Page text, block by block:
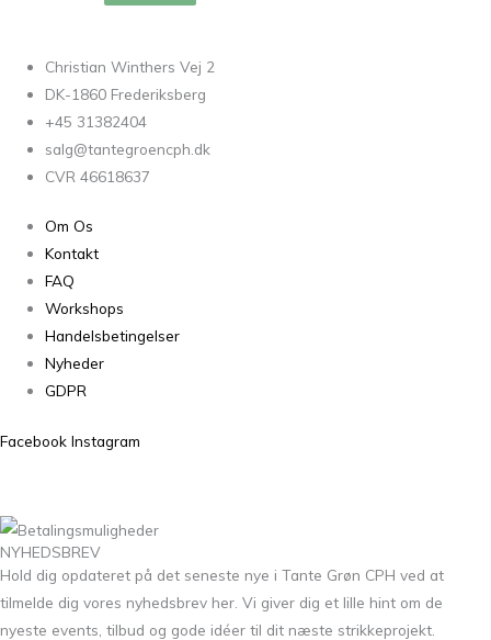
Christian Winthers Vej 2
DK-1860 Frederiksberg
+45 31382404
salg@tantegroencph.dk
CVR 46618637
Om Os
Kontakt
FAQ
Workshops
Handelsbetingelser
Nyheder
GDPR
Facebook Instagram
NYHEDSBREV
Hold dig opdateret på det seneste nye i Tante Grøn CPH ved at
tilmelde dig vores nyhedsbrev her. Vi giver dig et lille hint om de
nyeste events, tilbud og gode idéer til dit næste strikkeprojekt.